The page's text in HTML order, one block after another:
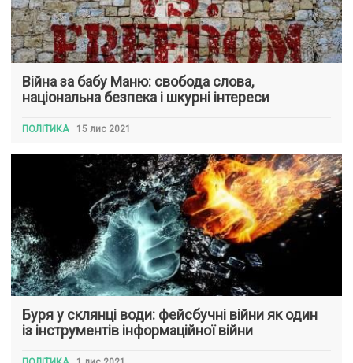
Війна за бабу Маню: свобода слова,
національна безпека і шкурні інтереси
ПОЛІТИКА 15 лис 2021
Буря у склянці води: фейсбучні війни як один
із інструментів інформаційної війни